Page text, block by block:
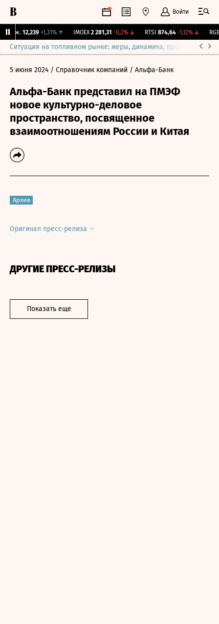
Войти
Бирж. 12,239 +1,31% ↑ IMOEX 2 281,31 -0,2%↓ RTSI 874,64 -1,12%↓ RGBI
Ситуация на топливном рынке: меры, динамика, прогнозы
5 июня 2024 / Справочник компаний / Альфа-Банк
Альфа-Банк представил на ПМЭФ
новое культурно-деловое
пространство, посвященное
взаимоотношениям России и Китая
Архив
Оригинал пресс-релиза
ДРУГИЕ ПРЕСС-РЕЛИЗЫ
Показать еще